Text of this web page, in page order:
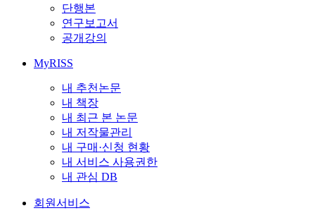
단행본
연구보고서
공개강의
MyRISS
내 추천논문
내 책장
내 최근 본 논문
내 저작물관리
내 구매·신청 현황
내 서비스 사용권한
내 관심 DB
회원서비스